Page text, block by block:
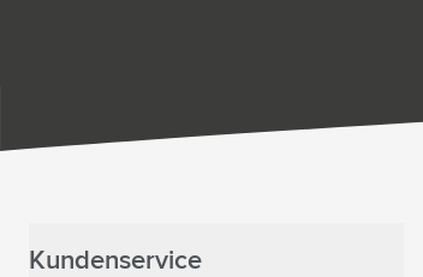
Kundenservice